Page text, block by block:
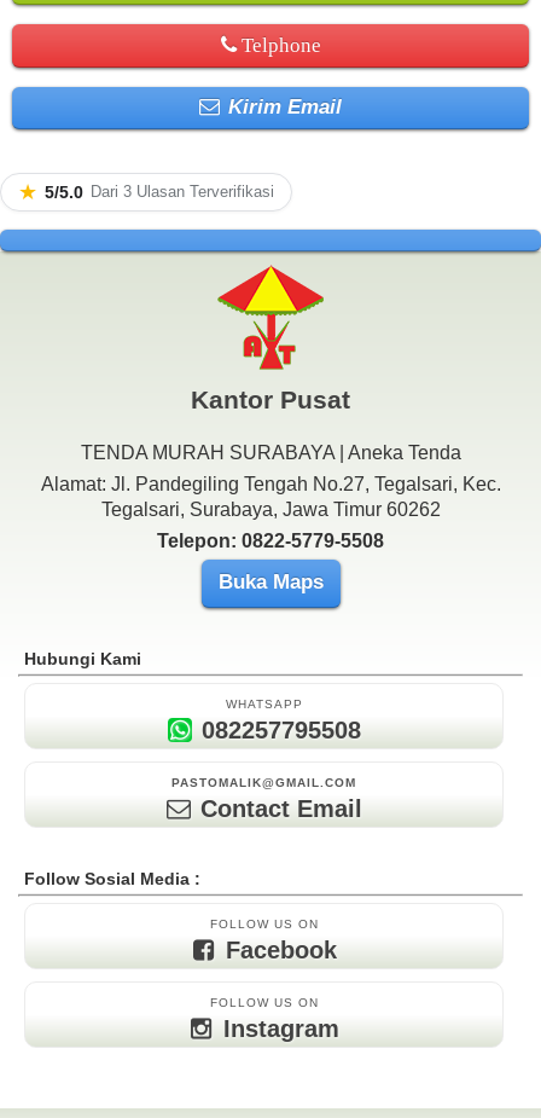
Telphone
Kirim Email
★ 5/5.0 Dari 3 Ulasan Terverifikasi
Kantor Pusat
TENDA MURAH SURABAYA | Aneka Tenda
Alamat: Jl. Pandegiling Tengah No.27, Tegalsari, Kec.
Tegalsari, Surabaya, Jawa Timur 60262
Telepon: 0822-5779-5508
Buka Maps
Hubungi Kami
WHATSAPP
082257795508
PASTOMALIK@GMAIL.COM
Contact Email
Follow Sosial Media :
FOLLOW US ON
Facebook
FOLLOW US ON
Instagram